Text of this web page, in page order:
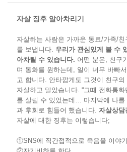
자살 징후 알아차리기
자살하는 사람은 가까운 동료/가족/
를 보냅니다. 우리가 관심있게 볼 수
아차릴 수 있습니다. 어떤 분은, 친구
며 통화를 원하는데, 일이 너무 바빠
고 합니다. 안타깝게도 그것이 친구
자살하고 말았습니다. “그때 전화통
를 살릴 수 있었는데… 마지막에 나
과 후회로 힘들어 했습니다. 자살상담
자살에 대한 징후는 이렇습니다;
①SNS에 직간접적으로 죽음을 이야